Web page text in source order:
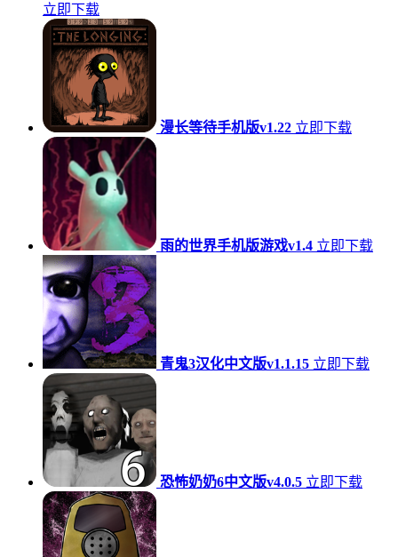
立即下载
漫长等待手机版v1.22 立即下载
雨的世界手机版游戏v1.4 立即下载
青鬼3汉化中文版v1.1.15 立即下载
恐怖奶奶6中文版v4.0.5 立即下载